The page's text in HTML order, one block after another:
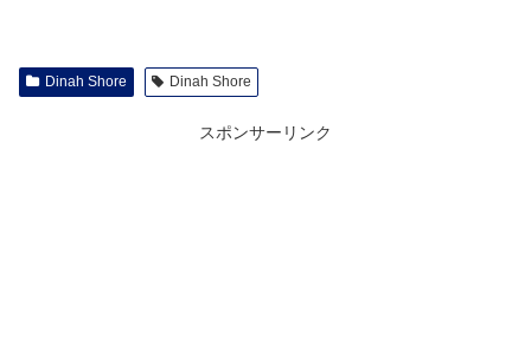
Dinah Shore Dinah Shore
スポンサーリンク